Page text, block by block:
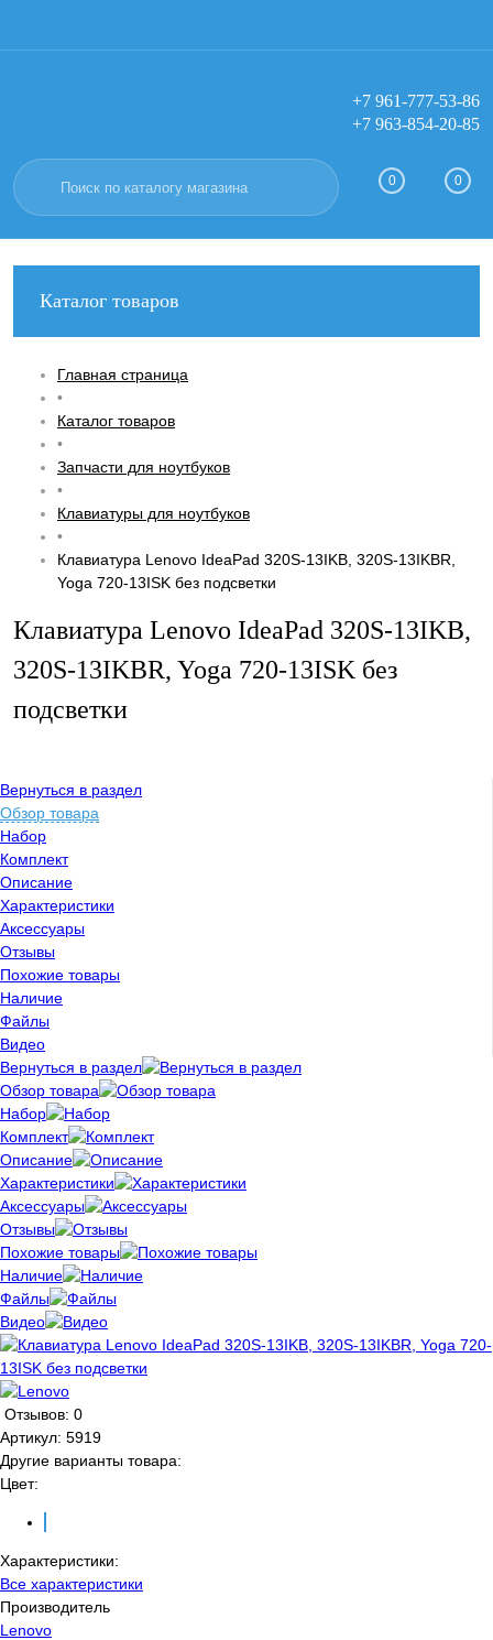
Вход Регистрация
+7 961-777-53-86
+7 963-854-20-85
0 0
Каталог товаров
Главная страница
•
Каталог товаров
•
Запчасти для ноутбуков
•
Клавиатуры для ноутбуков
•
Клавиатура Lenovo IdeaPad 320S-13IKB, 320S-13IKBR,
Yoga 720-13ISK без подсветки
Клавиатура Lenovo IdeaPad 320S-13IKB,
320S-13IKBR, Yoga 720-13ISK без
подсветки
Вернуться в раздел
Обзор товара
Набор
Комплект
Описание
Характеристики
Аксессуары
Отзывы
Похожие товары
Наличие
Файлы
Видео
Вернуться в раздел
Обзор товара
Набор
Комплект
Описание
Характеристики
Аксессуары
Отзывы
Похожие товары
Наличие
Файлы
Видео
Отзывов: 0
Артикул: 5919
Другие варианты товара:
Цвет:
Характеристики:
Все характеристики
Производитель
Lenovo